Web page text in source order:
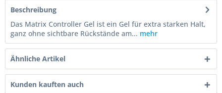
Beschreibung
Das Matrix Controller Gel ist ein Gel für extra starken Halt,
ganz ohne sichtbare Rückstände am... mehr
Ähnliche Artikel
Kunden kauften auch